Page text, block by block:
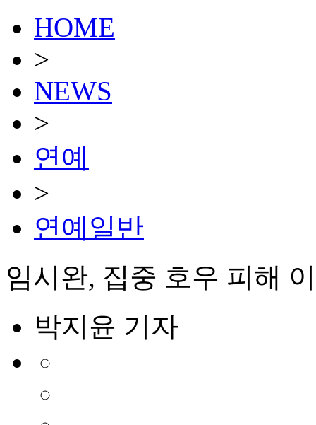
HOME
>
NEWS
>
연예
>
연예일반
임시완, 집중 호우 피해
박지윤 기자